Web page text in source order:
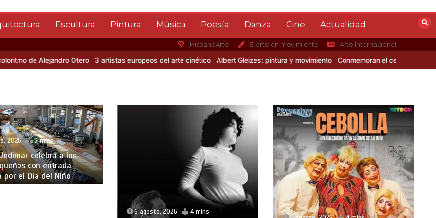
Escultura Pintura Música Poesía Danza Cine Actualidad
HispanoArte El arte en movimiento Arte Internacional
Alejandro Otero 3 artistas europeos del arte cinético Albert Gleizes: pintura y movimiento Conmemoran el centenario del
2026 3 mins
celebra a los
con entrada
por el Día del Niño
6 agosto, 2026 4 mins